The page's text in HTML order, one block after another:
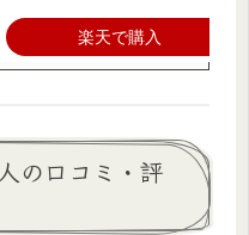
楽天で購入
の口コミ・評